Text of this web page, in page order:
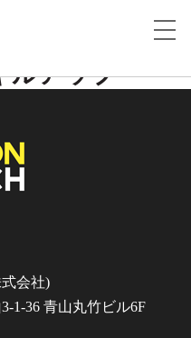
ルアップ
式会社)
1-36 青山丸竹ビル6F